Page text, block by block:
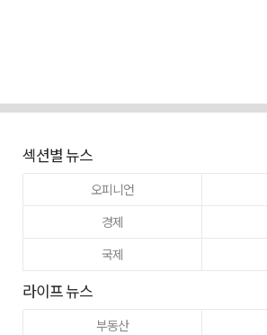
섹션별 뉴스
오피니언
경제
국제
라이프 뉴스
부동산